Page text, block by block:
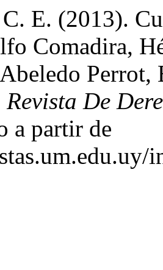
E. (2013).
Comadira,
Perrot,
Revista De
a partir de